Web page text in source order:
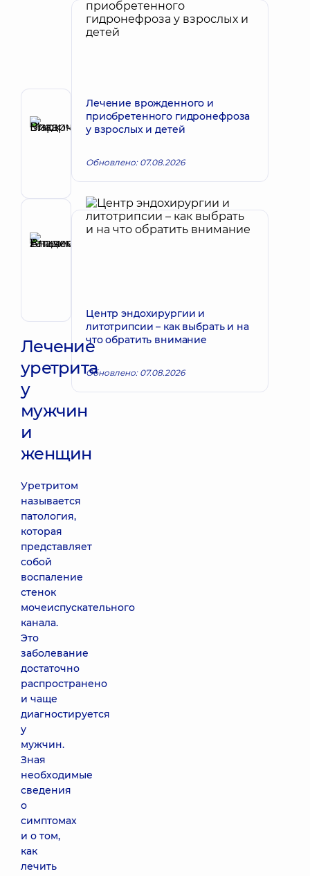
Автор
Викарчук
Владимирович
Рецензент
Аникеева
Ревматолог
Лечение
уретрита
у
мужчин
и
женщин
Уретритом
называется
патология,
которая
представляет
собой
воспаление
стенок
мочеиспускательного
канала.
Это
заболевание
достаточно
распространено
и чаще
диагностируется
у
мужчин.
Зная
необходимые
сведения
о
симптомах
и о том,
как
лечить
Лечение врожденного и
приобретенного гидронефроза
у взрослых и детей
Обновлено: 07.08.2026
Центр эндохирургии и
литотрипсии – как выбрать и на
что обратить внимание
Обновлено: 07.08.2026